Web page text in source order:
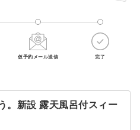
仮予約メール送信 完了
。新設 露天風呂付スィー